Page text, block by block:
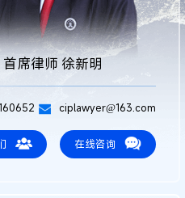
首席律师 徐新明
ciplawyer@163.com
在线咨询